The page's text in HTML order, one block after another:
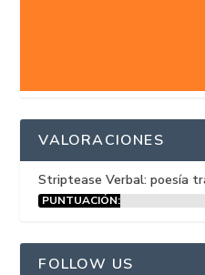
VALORACIONES
Striptease Verbal: poesía
PUNTUACIÓN:
FOLLOW US